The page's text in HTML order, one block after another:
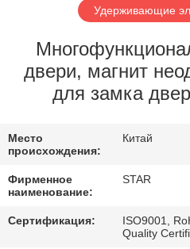
ФАБРИКИ
ПРОВЕРКА
КАЧЕСТВА
СВЯЖИТЕСЬ
МЫ
НОВОСТИ
Удерживающие
двери, магнит
для замка
Место
происхождения:
Китай
Фирменное
наименование:
STAR
Сертификация:
ISO9001,
Quality